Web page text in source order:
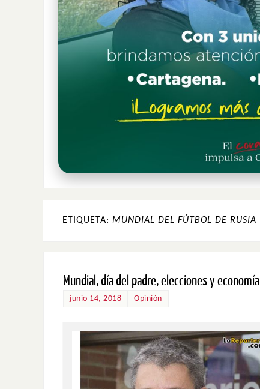
ETIQUETA: MUNDIAL DEL FÚTBOL DE RUSIA
Mundial, día del padre, elecciones y economía
junio 14, 2018 Opinión